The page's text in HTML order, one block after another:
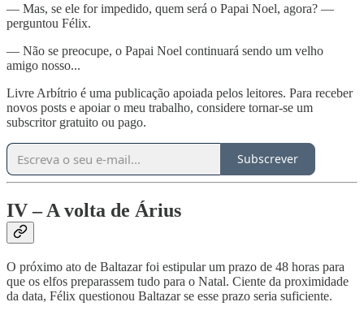
— Mas, se ele for impedido, quem será o Papai Noel, agora? —
perguntou Félix.
— Não se preocupe, o Papai Noel continuará sendo um velho
amigo nosso...
Livre Arbítrio é uma publicação apoiada pelos leitores. Para receber
novos posts e apoiar o meu trabalho, considere tornar-se um
subscritor gratuito ou pago.
Subscrever
IV – A volta de Árius
O próximo ato de Baltazar foi estipular um prazo de 48 horas para
que os elfos preparassem tudo para o Natal. Ciente da proximidade
da data, Félix questionou Baltazar se esse prazo seria suficiente.